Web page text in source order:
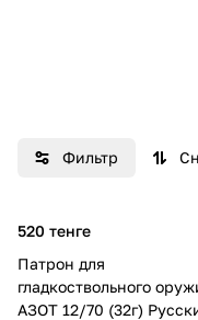
Фильтр
520 тенге
Патрон для
гладкоствольного
АЗОТ 12/70 (32г)